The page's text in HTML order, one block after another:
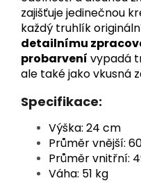
zajišťuje jedinečnou
každý truhlík
detailnímu
probarvení vypadá
ale také jako vkusná
Specifikace:
Výška: 24 cm
Průměr vnější:
Průměr vnitřní:
Váha: 51 kg